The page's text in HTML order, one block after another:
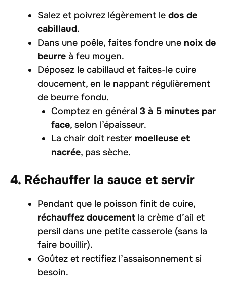
Salez et poivrez légèrement le dos de
cabillaud.
Dans une poêle, faites fondre une noix de
beurre à feu moyen.
Déposez le cabillaud et faites-le cuire
doucement, en le nappant régulièrement
de beurre fondu.
Comptez en général 3 à 5 minutes par
face, selon l’épaisseur.
La chair doit rester moelleuse et
nacrée, pas sèche.
4. Réchauffer la sauce et servir
Pendant que le poisson finit de cuire,
réchauffez doucement la crème d’ail et
persil dans une petite casserole (sans la
faire bouillir).
Goûtez et rectifiez l’assaisonnement si
besoin.